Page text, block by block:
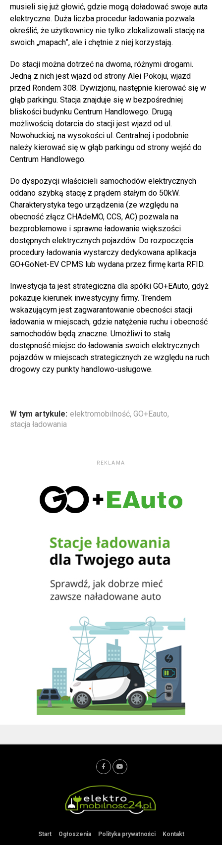
musieli się już głowić, gdzie mogą doładować swoje auta
elektryczne. Duża liczba procedur ładowania pozwala
określić, że użytkownicy nie tylko zlokalizowali stację na
swoich „mapach”, ale i chętnie z niej korzystają.
Do stacji można dotrzeć na dwoma, różnymi drogami.
Jedną z nich jest wjazd od strony Alei Pokoju, wjazd
przed Rondem 308. Dywizjonu, następnie kierować się w
głąb parkingu. Stacja znajduje się w bezpośredniej
bliskości budynku Centrum Handlowego. Drugą
możliwością dotarcia do stacji jest wjazd od ul.
Nowohuckiej, na wysokości ul. Centralnej i podobnie
należy kierować się w głąb parkingu od strony wejść do
Centrum Handlowego.
Do dyspozycji właścicieli samochodów elektrycznych
oddano szybką stację z prądem stałym do 50kW.
Charakterystyka tego urządzenia (ze względu na
obecność złącz CHAdeMO, CCS, AC) pozwala na
bezproblemowe i sprawne ładowanie większości
dostępnych elektrycznych pojazdów. Do rozpoczęcia
procedury ładowania wystarczy dedykowana aplikacja
GO+GoNet-EV CPMS lub wydana przez firmę karta RFID.
Inwestycja ta jest strategiczna dla spółki GO+EAuto, gdyż
pokazuje kierunek inwestycyjny firmy. Trendem
wskazującym jest zagwarantowanie obecności stacji
ładowania w miejscach, gdzie natężenie ruchu i obecność
samochodów będą znaczne. Umożliwi to stałą
dostępność miejsc do ładowania swoich elektrycznych
pojazdów w miejscach strategicznych ze względu na ruch
drogowy czy punkty handlowo-usługowe.
W tym artykule: elektromobilność, GO+Eauto,
stacja ładowania
REKLAMA
Start Ogłoszenia Polityka prywatności Kontakt